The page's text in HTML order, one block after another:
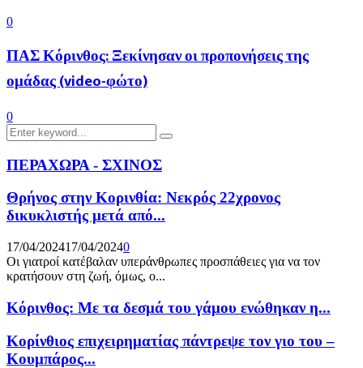
0
ΠΑΣ Κόρινθος: Ξεκίνησαν οι προπονήσεις της
ομάδας (video-φώτο)
0
Search
for:
Search
ΠΕΡΑΧΩΡΑ - ΣΧΙΝΟΣ
Θρήνος στην Κορινθία: Νεκρός 22χρονος
δικυκλιστής μετά από...
17/04/202417/04/20240
Οι γιατροί κατέβαλαν υπεράνθρωπες προσπάθειες για να τον
κρατήσουν στη ζωή, όμως, ο...
Κόρινθος: Με τα δεσμά του γάμου ενώθηκαν η...
Κορίνθιος επιχειρηματίας πάντρεψε τον γιο του –
Κουμπάρος...